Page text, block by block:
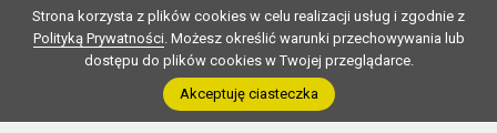
Strona korzysta z plików cookies w celu realizacji usług i zgodnie z
Polityką Prywatności. Możesz określić warunki przechowywania lub
dostępu do plików cookies w Twojej przeglądarce.
Akceptuję ciasteczka